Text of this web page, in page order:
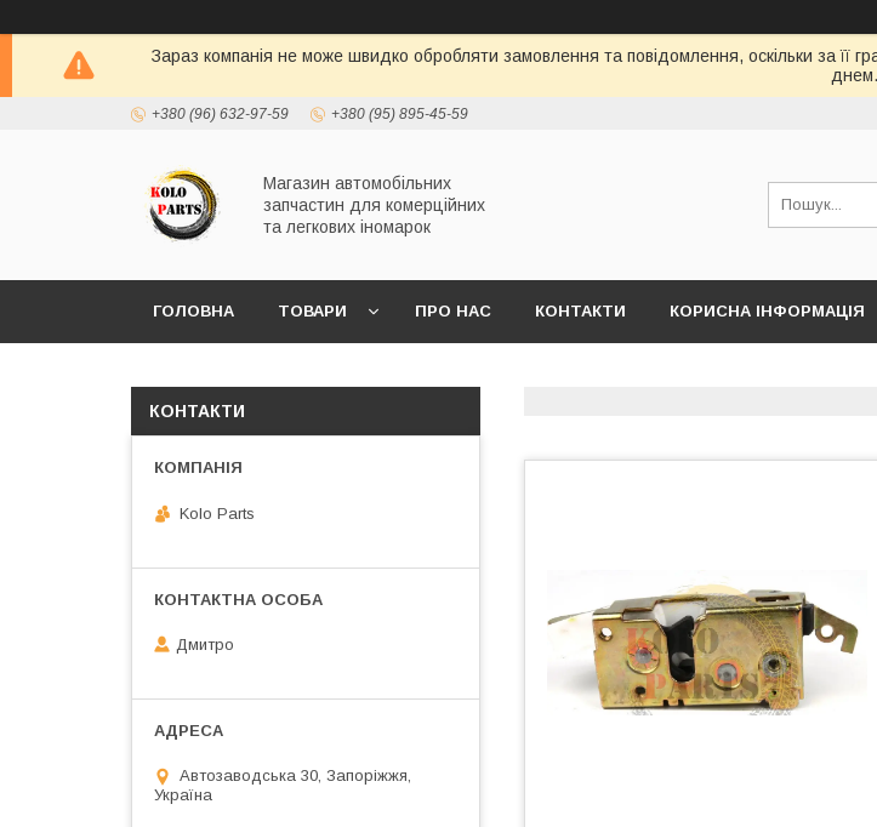
Зараз компанія не може швидко обробляти замовлення та повідомлення, оскільки за її
днем.
+380 (96) 632-97-59 +380 (95) 895-45-59
Магазин автомобільних
запчастин для комерційних
та легкових іномарок
ГОЛОВНА ТОВАРИ ПРО НАС КОНТАКТИ КОРИСНА ІНФОРМАЦІЯ
КОНТАКТИ
Kolo Parts
Дмитро
Автозаводська 30, Запоріжжя,
Україна